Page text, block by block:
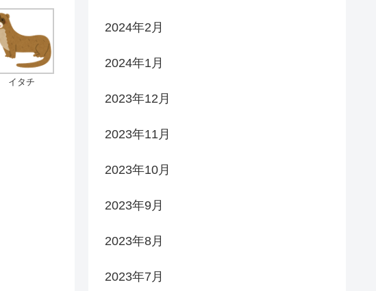
イタチ
2024年2月
2024年1月
2023年12月
2023年11月
2023年10月
2023年9月
2023年8月
2023年7月